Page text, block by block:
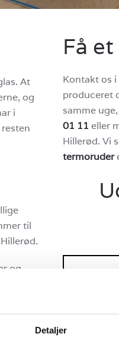
Detaljer
At
og
i
til
og
stål,
og
Få
Kontakt os
produceret
samme
01 11 eller
Hillerød. Vi
termoruder